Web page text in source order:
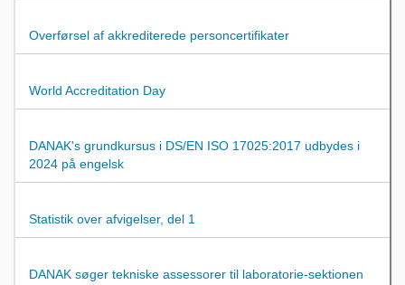
Overførsel af akkrediterede personcertifikater
World Accreditation Day
DANAK's grundkursus i DS/EN ISO 17025:2017 udbydes i
2024 på engelsk
Statistik over afvigelser, del 1
DANAK søger tekniske assessorer til laboratorie-sektionen